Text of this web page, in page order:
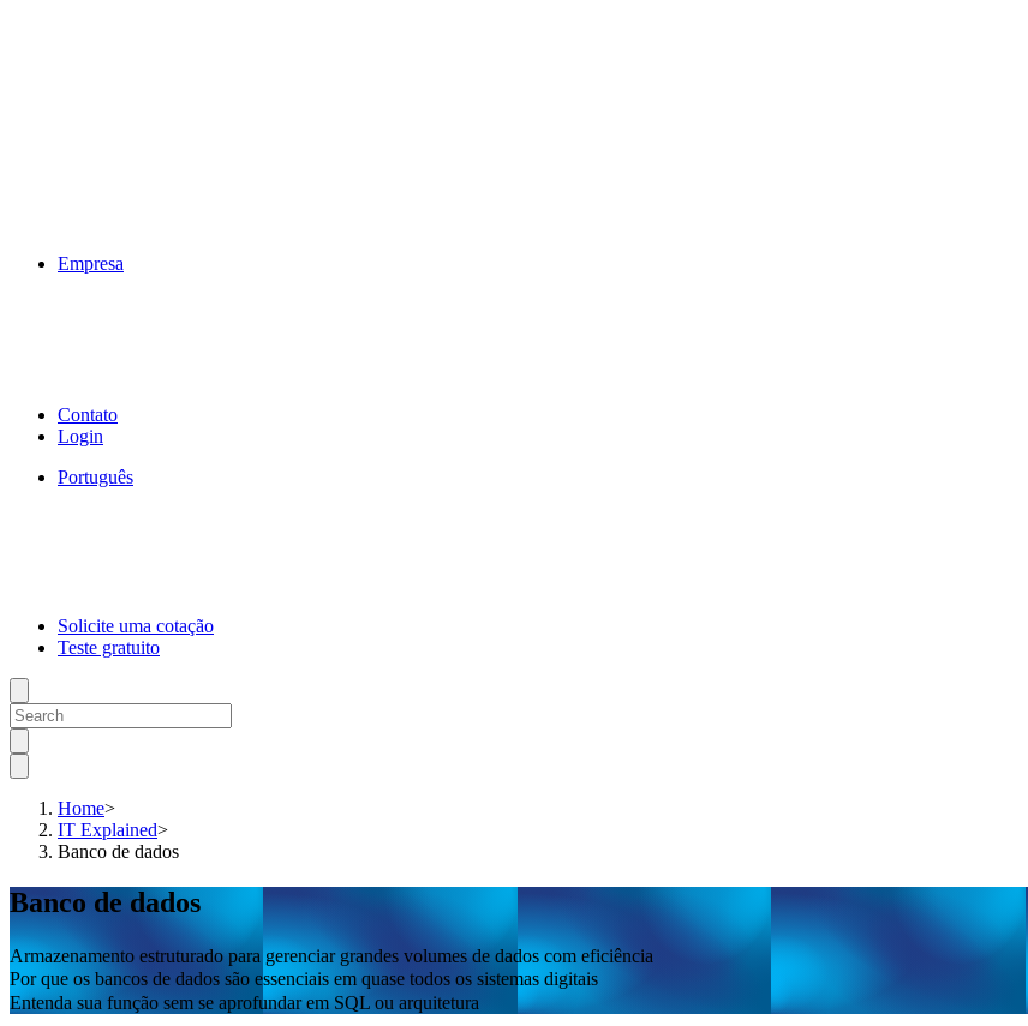
Empresa
Contato
Login
Português
Solicite uma cotação
Teste gratuito
Home>
IT Explained>
Banco de dados
Banco de dados
Armazenamento estruturado para gerenciar grandes volumes de dados com eficiência
Por que os bancos de dados são essenciais em quase todos os sistemas digitais
Entenda sua função sem se aprofundar em SQL ou arquitetura